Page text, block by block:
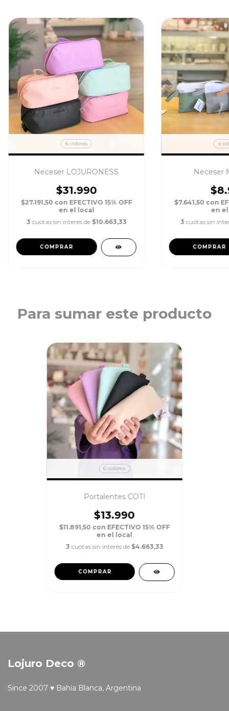
6 colores
Neceser LOJURONESS
$31.990
$27.191,50 con EFECTIVO 15% OFF
en el local
3 cuotas sin interés de $10.663,33
COMPRAR
4
Neceser
$7.641,50 con
en
3 cuotas sin
COMPRAR
Para sumar este producto
6 colores
Portalentes COTI
$13.990
$11.891,50 con EFECTIVO 15% OFF
en el local
3 cuotas sin interés de $4.663,33
COMPRAR
Lojuro Deco ®
Since 2007 ♥ Bahía Blanca, Argentina